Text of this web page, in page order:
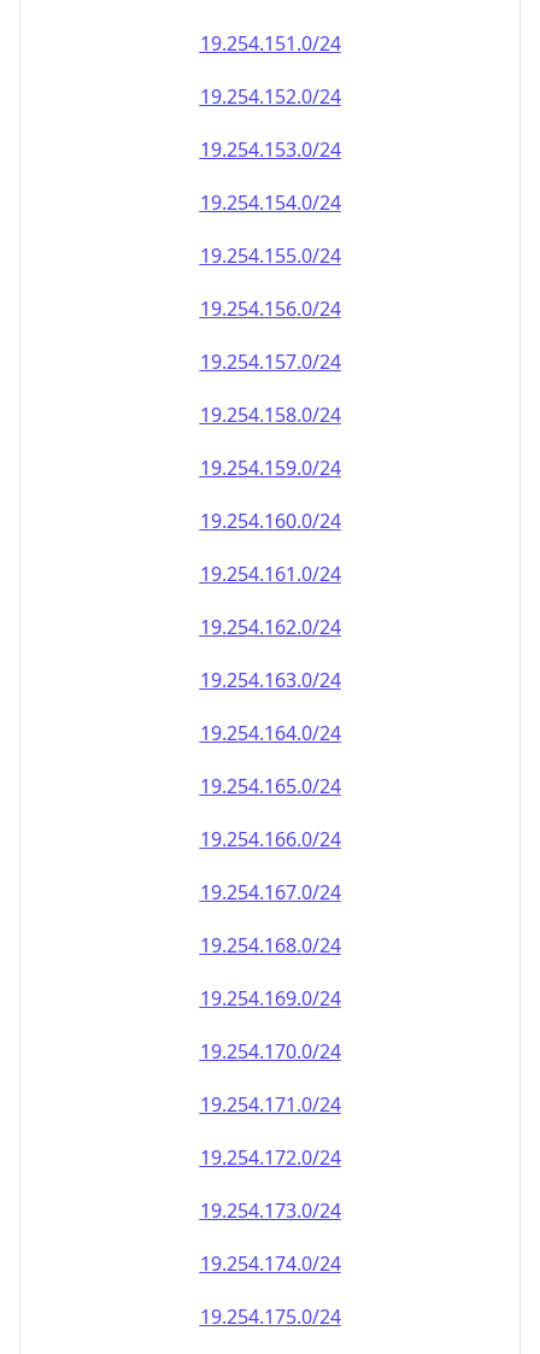
19.254.151.0/24
19.254.152.0/24
19.254.153.0/24
19.254.154.0/24
19.254.155.0/24
19.254.156.0/24
19.254.157.0/24
19.254.158.0/24
19.254.159.0/24
19.254.160.0/24
19.254.161.0/24
19.254.162.0/24
19.254.163.0/24
19.254.164.0/24
19.254.165.0/24
19.254.166.0/24
19.254.167.0/24
19.254.168.0/24
19.254.169.0/24
19.254.170.0/24
19.254.171.0/24
19.254.172.0/24
19.254.173.0/24
19.254.174.0/24
19.254.175.0/24